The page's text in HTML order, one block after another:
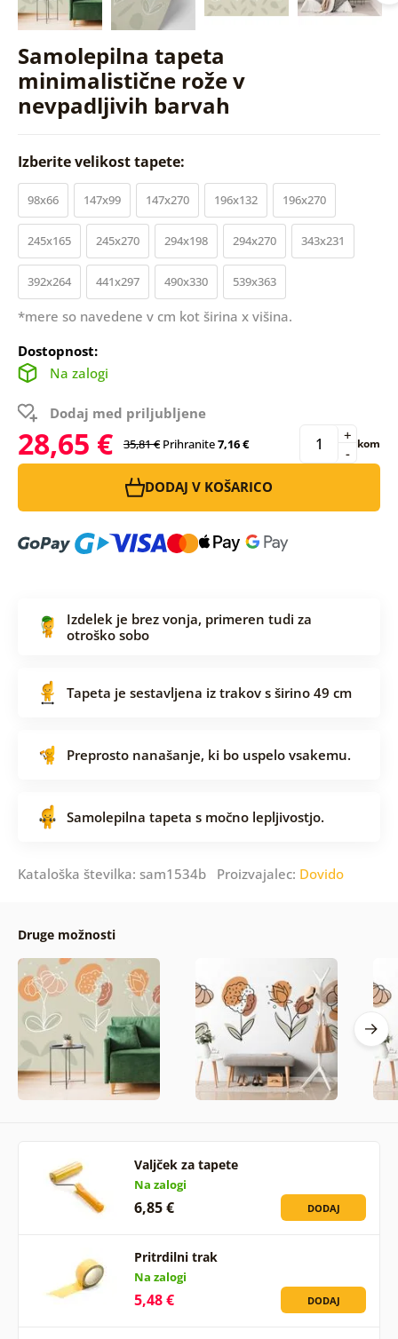
Samolepilna tapeta
minimalistične rože v
nevpadljivih barvah
Izberite velikost tapete:
98x66 147x99 147x270 196x132 196x270
245x165 245x270 294x198 294x270 343x231
392x264 441x297 490x330 539x363
*mere so navedene v cm kot širina x višina.
Dostopnost:
Na zalogi
Dodaj med priljubljene
28,65 € 35,81 € Prihranite7,16 € -
+ kom
DODAJ V KOŠARICO
Izdelek je brez vonja, primeren tudi za
otroško sobo
Tapeta je sestavljena iz trakov s širino 49 cm
Preprosto nanašanje, ki bo uspelo vsakemu.
Samolepilna tapeta s močno lepljivostjo.
Kataloška številka: sam1534b Proizvajalec: Dovido
Druge možnosti
Valjček za tapete
Na zalogi
6,85 € DODAJ
Pritrdilni trak
Na zalogi
5,48 € DODAJ